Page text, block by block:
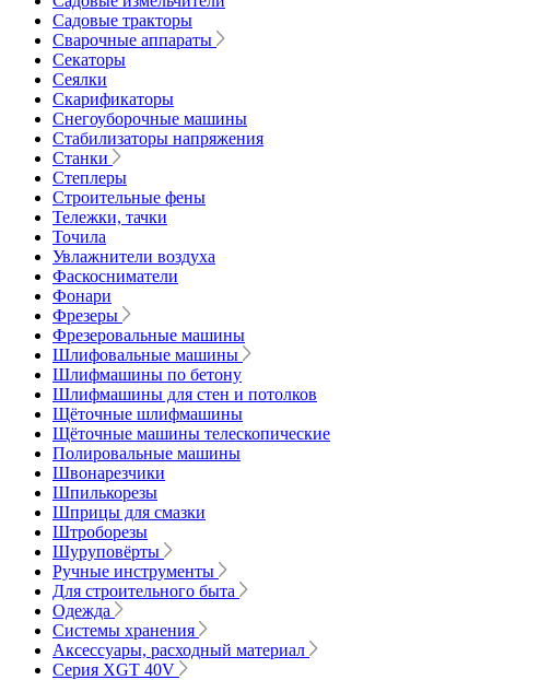
Садовые тракторы
Сварочные аппараты
Секаторы
Сеялки
Скарификаторы
Снегоуборочные машины
Стабилизаторы напряжения
Станки
Степлеры
Строительные фены
Тележки, тачки
Точила
Увлажнители воздуха
Фаскосниматели
Фонари
Фрезеры
Фрезеровальные машины
Шлифовальные машины
Шлифмашины по бетону
Шлифмашины для стен и потолков
Щёточные шлифмашины
Щёточные машины телескопические
Полировальные машины
Швонарезчики
Шпилькорезы
Шприцы для смазки
Штроборезы
Шуруповёрты
Ручные инструменты
Для строительного быта
Одежда
Системы хранения
Аксессуары, расходный материал
Серия XGT 40V